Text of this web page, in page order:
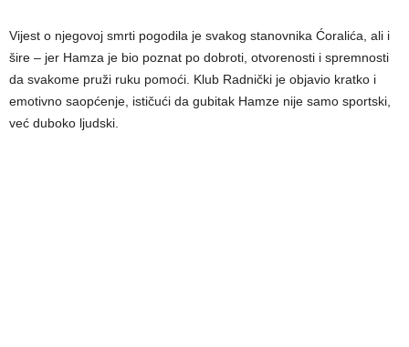
Vijest o njegovoj smrti pogodila je svakog stanovnika Ćoralića, ali i
šire – jer Hamza je bio poznat po dobroti, otvorenosti i spremnosti
da svakome pruži ruku pomoći. Klub Radnički je objavio kratko i
emotivno saopćenje, ističući da gubitak Hamze nije samo sportski,
već duboko ljudski.